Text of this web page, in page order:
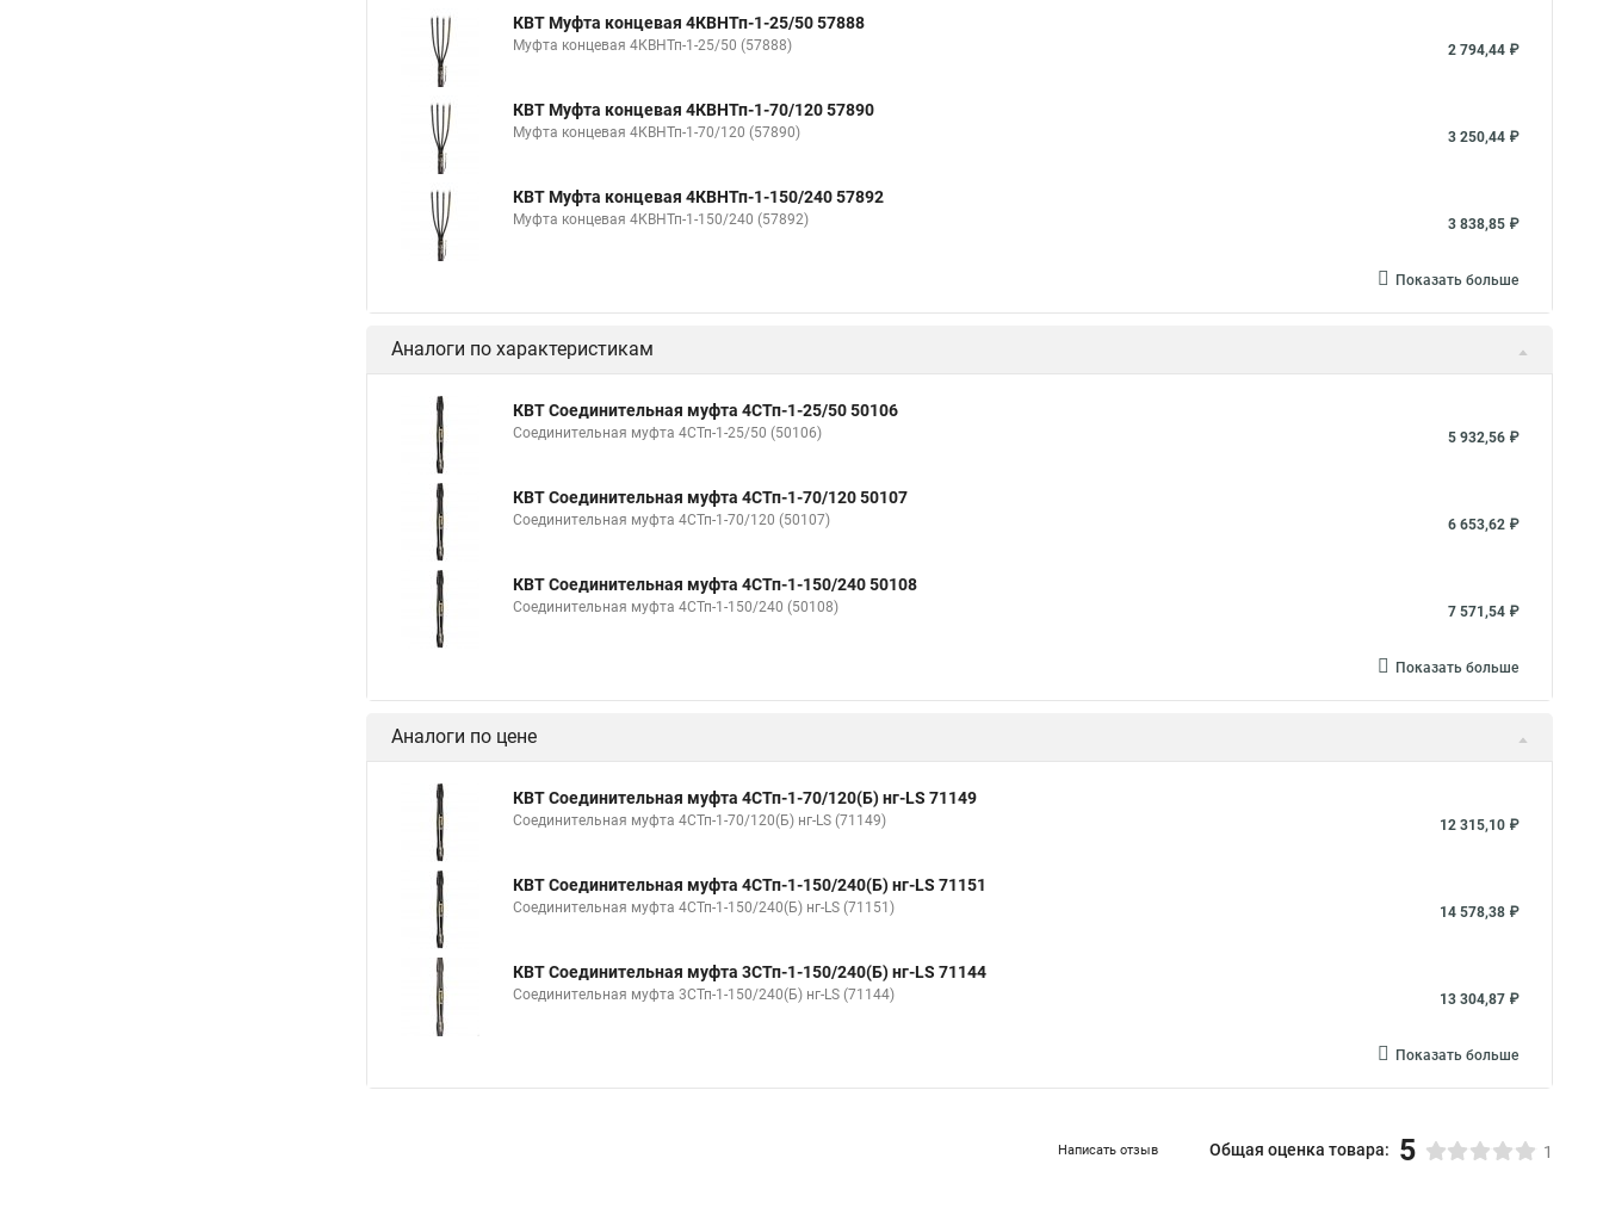
КВТ Муфта концевая 4КВНТп-1-25/50 57888
Муфта концевая 4КВНТп-1-25/50 (57888) 2 794,44 ₽
КВТ Муфта концевая 4КВНТп-1-70/120 57890
Муфта концевая 4КВНТп-1-70/120 (57890) 3 250,44 ₽
КВТ Муфта концевая 4КВНТп-1-150/240 57892
Муфта концевая 4КВНТп-1-150/240 (57892) 3 838,85 ₽
Показать больше
Аналоги по характеристикам
КВТ Соединительная муфта 4СТп-1-25/50 50106
Соединительная муфта 4СТп-1-25/50 (50106) 5 932,56 ₽
КВТ Соединительная муфта 4СТп-1-70/120 50107
Соединительная муфта 4СТп-1-70/120 (50107) 6 653,62 ₽
КВТ Соединительная муфта 4СТп-1-150/240 50108
Соединительная муфта 4СТп-1-150/240 (50108) 7 571,54 ₽
Показать больше
Аналоги по цене
КВТ Соединительная муфта 4СТп-1-70/120(Б) нг-LS 71149
Соединительная муфта 4СТп-1-70/120(Б) нг-LS (71149) 12 315,10 ₽
КВТ Соединительная муфта 4СТп-1-150/240(Б) нг-LS 71151
Соединительная муфта 4СТп-1-150/240(Б) нг-LS (71151) 14 578,38 ₽
КВТ Соединительная муфта 3СТп-1-150/240(Б) нг-LS 71144
Соединительная муфта 3СТп-1-150/240(Б) нг-LS (71144) 13 304,87 ₽
Показать больше
Написать отзыв Общая оценка товара: 5 1